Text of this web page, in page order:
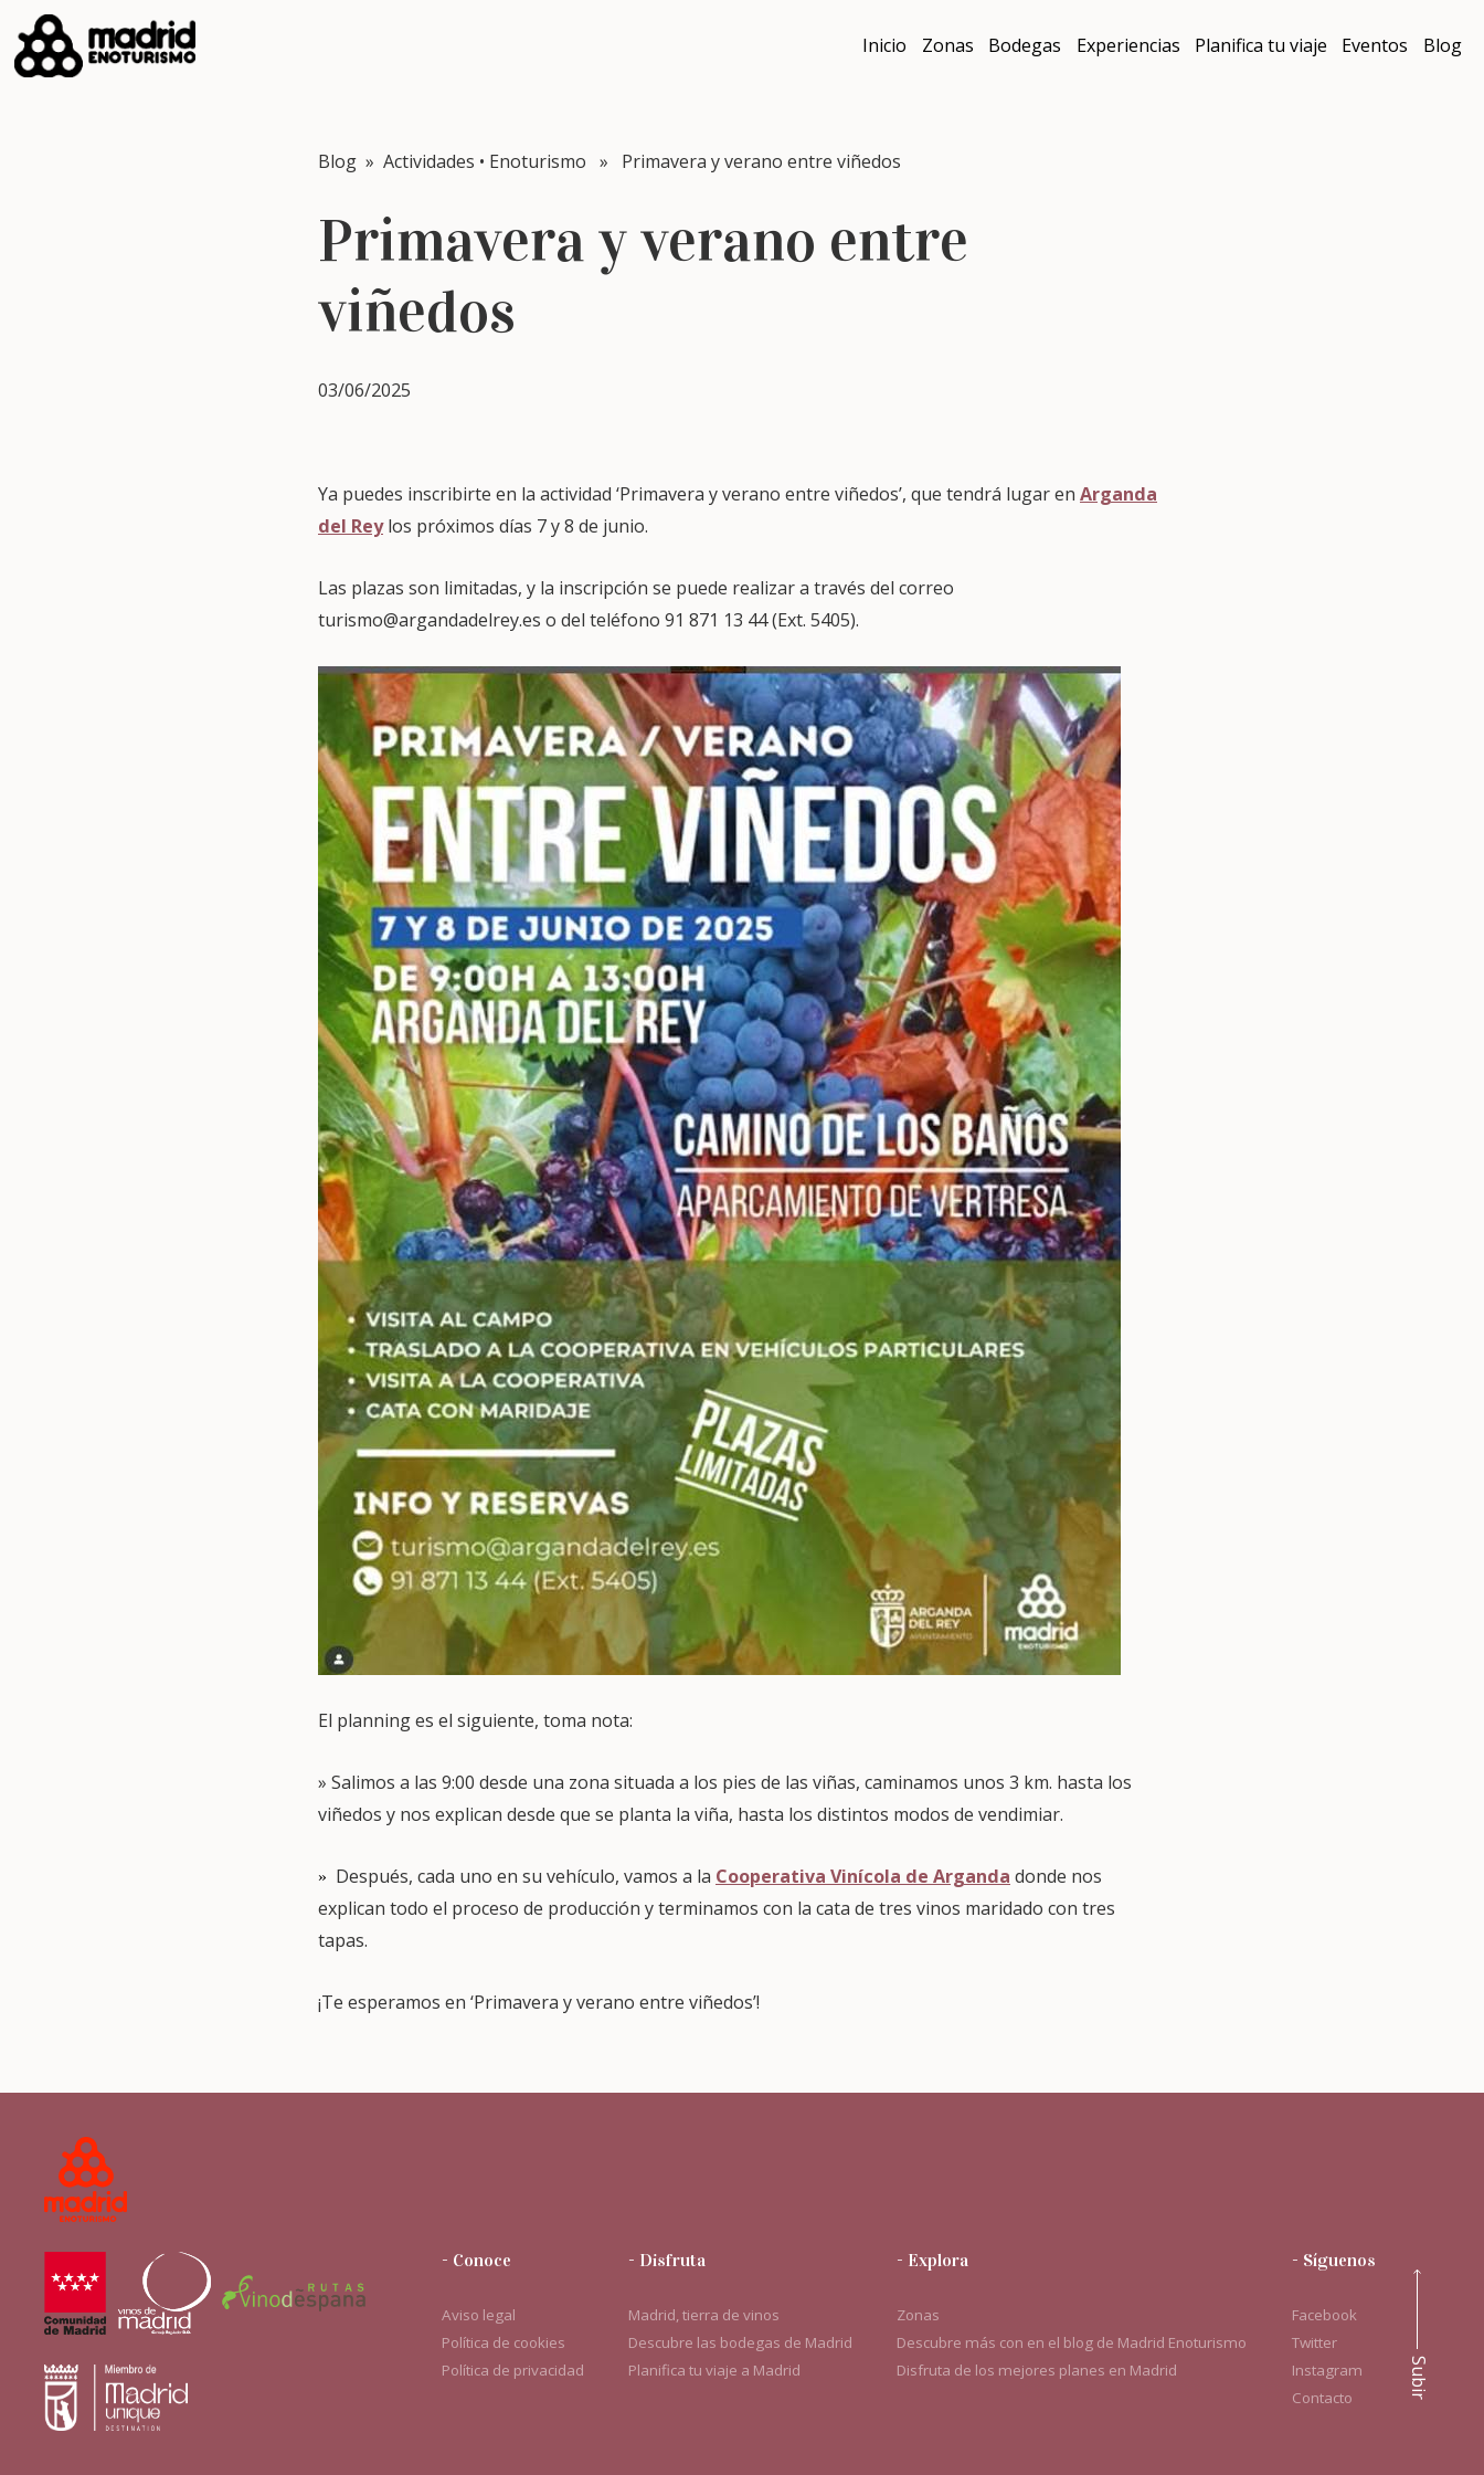
Inicio Zonas Bodegas Experiencias Planifica tu viaje Eventos Blog
Blog » Actividades • Enoturismo » Primavera y verano entre viñedos
Primavera y verano entre
viñedos
03/06/2025
Ya puedes inscribirte en la actividad ‘Primavera y verano entre viñedos’, que tendrá lugar en Arganda
del Reylos próximos días 7 y 8 de junio.
Las plazas son limitadas, y la inscripción se puede realizar a través del correo
turismo@argandadelrey.es o del teléfono 91 871 13 44 (Ext. 5405).
El planning es el siguiente, toma nota:
» Salimos a las 9:00 desde una zona situada a los pies de las viñas, caminamos unos 3 km. hasta los
viñedos y nos explican desde que se planta la viña, hasta los distintos modos de vendimiar.
» Después, cada uno en su vehículo, vamos a la Cooperativa Vinícola de Arganda donde nos
explican todo el proceso de producción y terminamos con la cata de tres vinos maridado con tres
tapas.
¡Te esperamos en ‘Primavera y verano entre viñedos’!
- Conoce
Aviso legal
Política de cookies
Política de privacidad
- Disfruta
Madrid, tierra de vinos
Descubre las bodegas de Madrid
Planifica tu viaje a Madrid
- Explora
Zonas
Descubre más con en el blog de Madrid Enoturismo
Disfruta de los mejores planes en Madrid
- Síguenos
Facebook
Twitter
Instagram
Contacto
Subir